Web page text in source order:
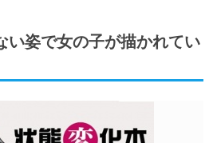
い姿で女の子が描かれてい